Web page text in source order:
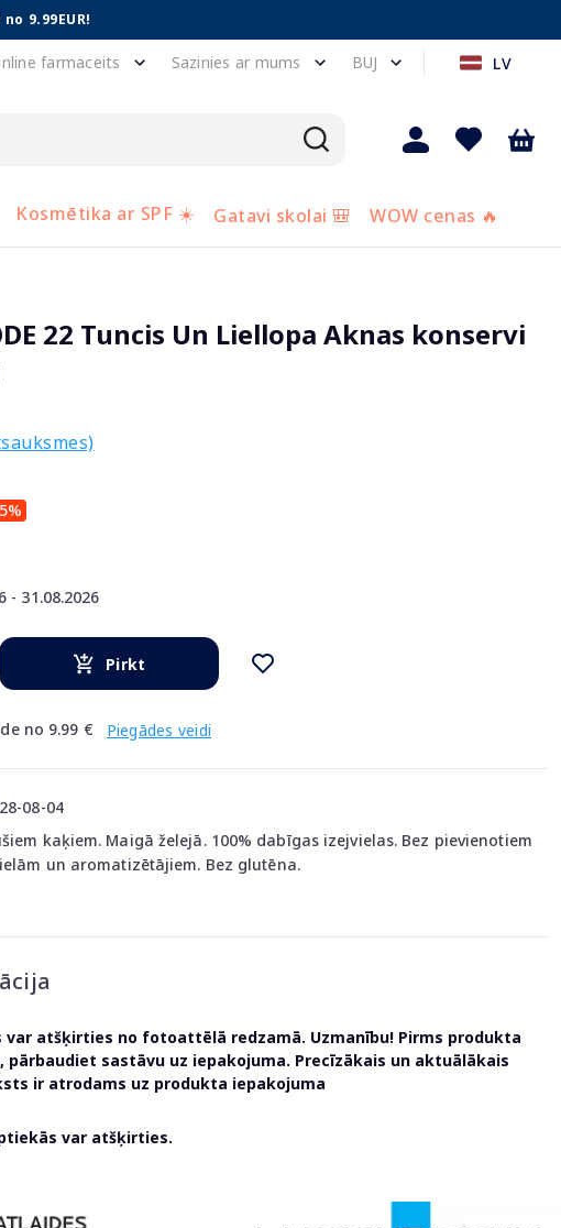
9.99EUR!
farmaceits Sazinies ar mums BUJ LV
Kosmētika ar SPF ☀️ Gatavi skolai 🎒 WOW cenas 🔥
22 Tuncis Un Liellopa Aknas konservi
- 31.08.2026
Pirkt
no 9.99 € Piegādes veidi
08-04
kaķiem. Maigā želejā. 100% dabīgas izejvielas. Bez pievienotiem
un aromatizētājiem. Bez glutēna.
var atšķirties no fotoattēlā redzamā. Uzmanību! Pirms produkta
pārbaudiet sastāvu uz iepakojuma. Precīzākais un aktuālākais
ir atrodams uz produkta iepakojuma
var atšķirties.